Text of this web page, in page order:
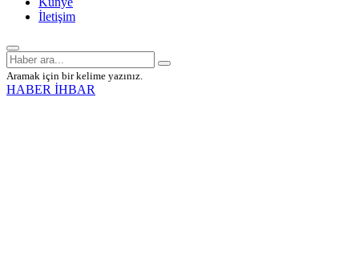
İletişim
Aramak için bir kelime yazınız.
HABER İHBAR